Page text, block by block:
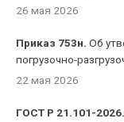
26 мая 2026
Приказ 753н. Об
погрузочно-
22 мая 2026
ГОСТ Р 21.101-2026.